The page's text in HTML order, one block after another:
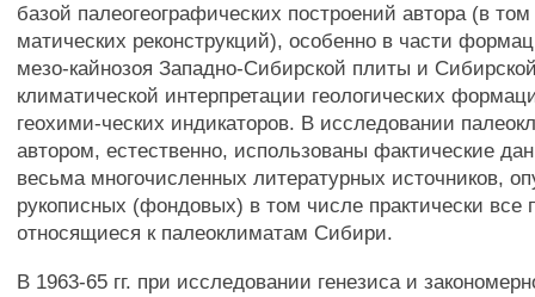
базой палеогеографических построений автора (в
матических реконструкций), особенно в части
мезо-кайнозоя Западно-Сибирской плиты и
климатической интерпретации геологических
геохими-ческих индикаторов. В исследовании
автором, естественно, использованы фактические
весьма многочисленных литературных источников,
рукописных (фондовых) в том числе практически все
относящиеся к палеоклиматам Сибири.
В 1963-65 гг. при исследовании генезиса и